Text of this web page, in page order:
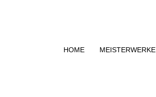
HOME MEISTERWERKE